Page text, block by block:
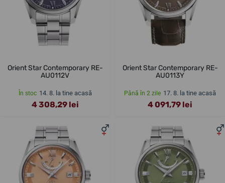
Orient Star Contemporary RE-
AU0112V
În stoc 14. 8. la tine acasă
4 308,29 lei
Orient Star Contemporary RE-
AU0113Y
Până în 2 zile 17. 8. la tine acasă
4 091,79 lei